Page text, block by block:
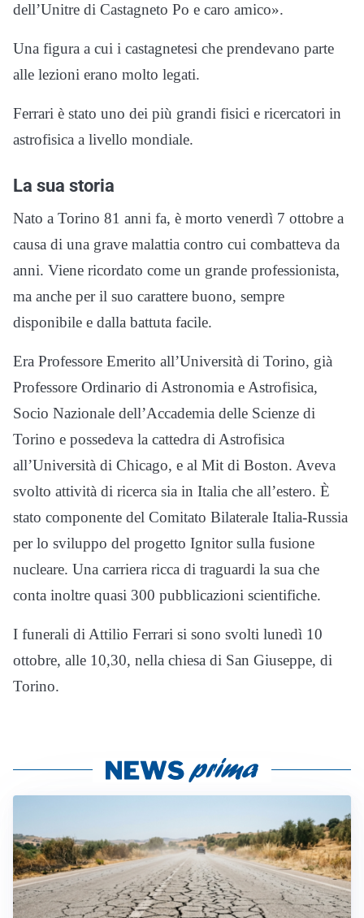
dell’Unitre di Castagneto Po e caro amico».
Una figura a cui i castagnetesi che prendevano parte
alle lezioni erano molto legati.
Ferrari è stato uno dei più grandi fisici e ricercatori in
astrofisica a livello mondiale.
La sua storia
Nato a Torino 81 anni fa, è morto venerdì 7 ottobre a
causa di una grave malattia contro cui combatteva da
anni. Viene ricordato come un grande professionista,
ma anche per il suo carattere buono, sempre
disponibile e dalla battuta facile.
Era Professore Emerito all’Università di Torino, già
Professore Ordinario di Astronomia e Astrofisica,
Socio Nazionale dell’Accademia delle Scienze di
Torino e possedeva la cattedra di Astrofisica
all’Università di Chicago, e al Mit di Boston. Aveva
svolto attività di ricerca sia in Italia che all’estero. È
stato componente del Comitato Bilaterale Italia-Russia
per lo sviluppo del progetto Ignitor sulla fusione
nucleare. Una carriera ricca di traguardi la sua che
conta inoltre quasi 300 pubblicazioni scientifiche.
I funerali di Attilio Ferrari si sono svolti lunedì 10
ottobre, alle 10,30, nella chiesa di San Giuseppe, di
Torino.